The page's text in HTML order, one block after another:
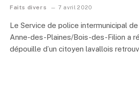
Faits divers 7 avril 2020
Le Service de police intermunicipal
Anne-des-Plaines/Bois-des-Filion a
dépouille d’un citoyen lavallois